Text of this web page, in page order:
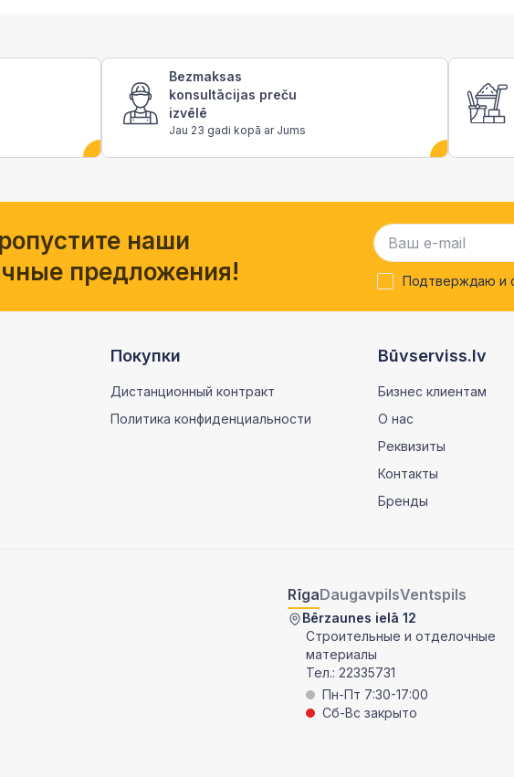
Bezmaksas
konsultācijas preču
izvēlē
Jau 23 gadi kopā ar Jums
наши
предложения!
Подтверждаю и
Покупки
Дистанционный контракт
Политика конфиденциальности
Būvserviss.lv
Бизнес клиентам
О нас
Реквизиты
Контакты
Бренды
RīgaDaugavpilsVentspils
Bērzaunes ielā 12
Строительные и отделочные
материалы
Тел.: 22335731
Пн-Пт 7:30-17:00
Сб-Вс закрыто